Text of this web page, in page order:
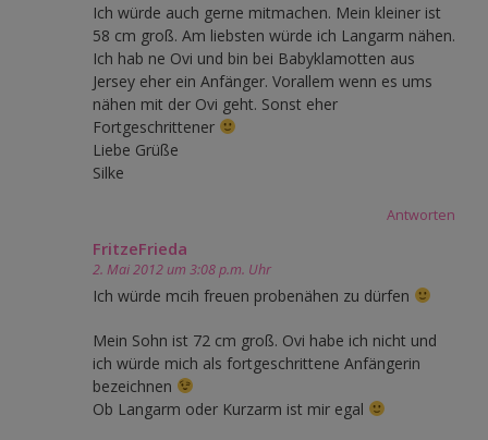
Ich würde auch gerne mitmachen. Mein kleiner ist
58 cm groß. Am liebsten würde ich Langarm nähen.
Ich hab ne Ovi und bin bei Babyklamotten aus
Jersey eher ein Anfänger. Vorallem wenn es ums
nähen mit der Ovi geht. Sonst eher
Fortgeschrittener
Liebe Grüße
Silke
Antworten
FritzeFrieda
2. Mai 2012 um 3:08 p.m. Uhr
Ich würde mcih freuen probenähen zu dürfen
Mein Sohn ist 72 cm groß. Ovi habe ich nicht und
ich würde mich als fortgeschrittene Anfängerin
bezeichnen
Ob Langarm oder Kurzarm ist mir egal